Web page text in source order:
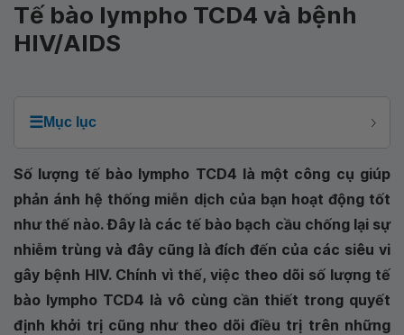
Tế bào lympho TCD4 và bệnh
HIV/AIDS
☰Mục lục
Số lượng tế bào lympho TCD4 là một công cụ giúp
phản ánh hệ thống miễn dịch của bạn hoạt động tốt
như thế nào. Đây là các tế bào bạch cầu chống lại sự
nhiễm trùng và đây cũng là đích đến của các siêu vi
gây bệnh HIV. Chính vì thế, việc theo dõi số lượng tế
bào lympho TCD4 là vô cùng cần thiết trong quyết
định khởi trị cũng như theo dõi điều trị trên những